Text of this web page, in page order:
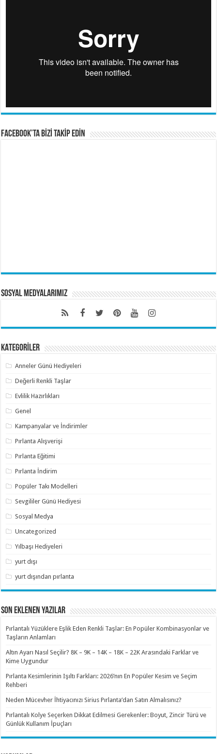
FACEBOOK’TA BİZİ TAKİP EDİN
Sosyal Medyalarımız
KATEGORİLER
Anneler Günü Hediyeleri
Değerli Renkli Taşlar
Evlilik Hazırlıkları
Genel
Kampanyalar ve İndirimler
Pırlanta Alışverişi
Pırlanta Eğitimi
Pırlanta İndirim
Popüler Takı Modelleri
Sevgililer Günü Hediyesi
Sosyal Medya
Uncategorized
Yılbaşı Hediyeleri
yurt dışı
yurt dışından pırlanta
SON EKLENEN YAZILAR
Pırlantalı Yüzüklere Eşlik Eden Renkli Taşlar: En Popüler Kombinasyonlar ve
Taşların Anlamları
Altın Ayarı Nasıl Seçilir? 8K – 9K – 14K – 18K – 22K Arasındaki Farklar ve
Kime Uygundur
Pırlanta Kesimlerinin Işıltı Farkları: 2026’nın En Popüler Kesim ve Seçim
Rehberi
Neden Mücevher İhtiyacınızı Sirius Pırlanta’dan Satın Almalısınız?
Pırlantalı Kolye Seçerken Dikkat Edilmesi Gerekenler: Boyut, Zincir Türü ve
Günlük Kullanım İpuçları